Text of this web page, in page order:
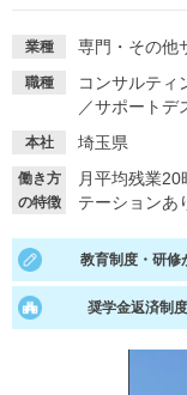
イベントを探す
就活ノウハウ・
就活支援
適職診
あなたに合う仕事を
業種 専門・その他
職種 コンサルティ
／サポートデ
本社 埼玉県
働き方
の特徴
月平均残業20
テーションあ
教育制度・研修
奨学金返済制